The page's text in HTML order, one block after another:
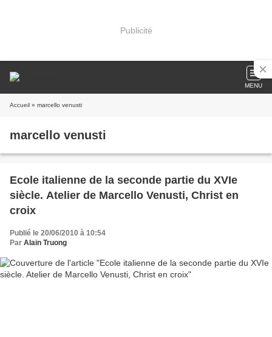
Publicité
MENU
Accueil » marcello venusti
marcello venusti
Ecole italienne de la seconde partie du XVIe
siècle. Atelier de Marcello Venusti, Christ en
croix
Publié le 20/06/2010 à 10:54
Par Alain Truong